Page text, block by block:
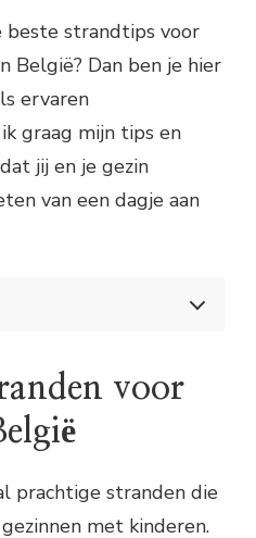
beste strandtips voor
België? Dan ben je hier
ervaren
graag mijn tips en
jij en je gezin
van een dagje aan
voor gezinnen in
naar het strand?
op het strand
voor
prachtige stranden die
met kinderen.